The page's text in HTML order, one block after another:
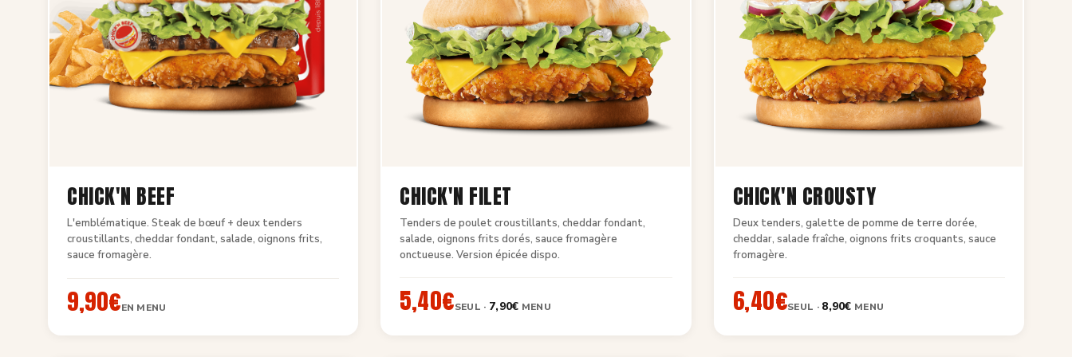
CHICK'N BEEF
L'emblématique. Steak de bœuf + deux tenders
croustillants, cheddar fondant, salade, oignons frits,
sauce fromagère.
9,90€EN MENU
CHICK'N FILET
Tenders de poulet croustillants, cheddar fondant,
salade, oignons frits dorés, sauce fromagère
onctueuse. Version épicée dispo.
5,40€SEUL · 7,90€ MENU
CHICK'N CROUSTY
Deux tenders, galette de pomme de terre dorée,
cheddar, salade fraîche, oignons frits croquants, sauce
fromagère.
6,40€SEUL · 8,90€ MENU